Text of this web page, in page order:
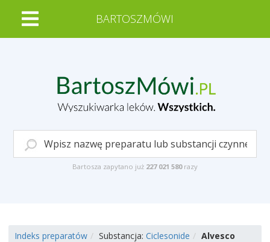
BARTOSZMÓWI
Bartosza zapytano już 227 021 580 razy
Indeks preparatów Substancja: Ciclesonide Alvesco